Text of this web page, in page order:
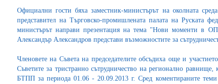
Официални гости бяха заместник-министърът на околната
представител на Търговско-промишлената палата на Руската
министърът направи презентация на тема "Нови моменти в
Александър Александров представи възможностите за
Членовете на Съвета на председателите обсъдиха още и
Съветите за тристранно сътрудничество на регионално
БТПП за периода 01.06 - 20.09.2013 г. Сред коментираните